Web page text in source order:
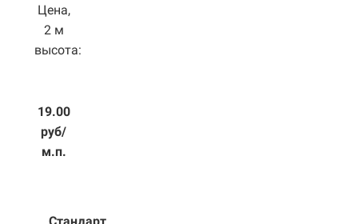
Цена,
2 м
высота:
19.00
руб/
м.п.